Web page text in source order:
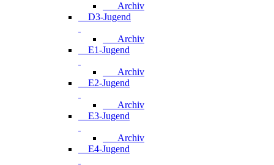
Archiv
D3-Jugend
Archiv
E1-Jugend
Archiv
E2-Jugend
Archiv
E3-Jugend
Archiv
E4-Jugend